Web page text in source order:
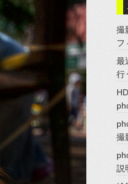
撮
フ
最
行
撮
説